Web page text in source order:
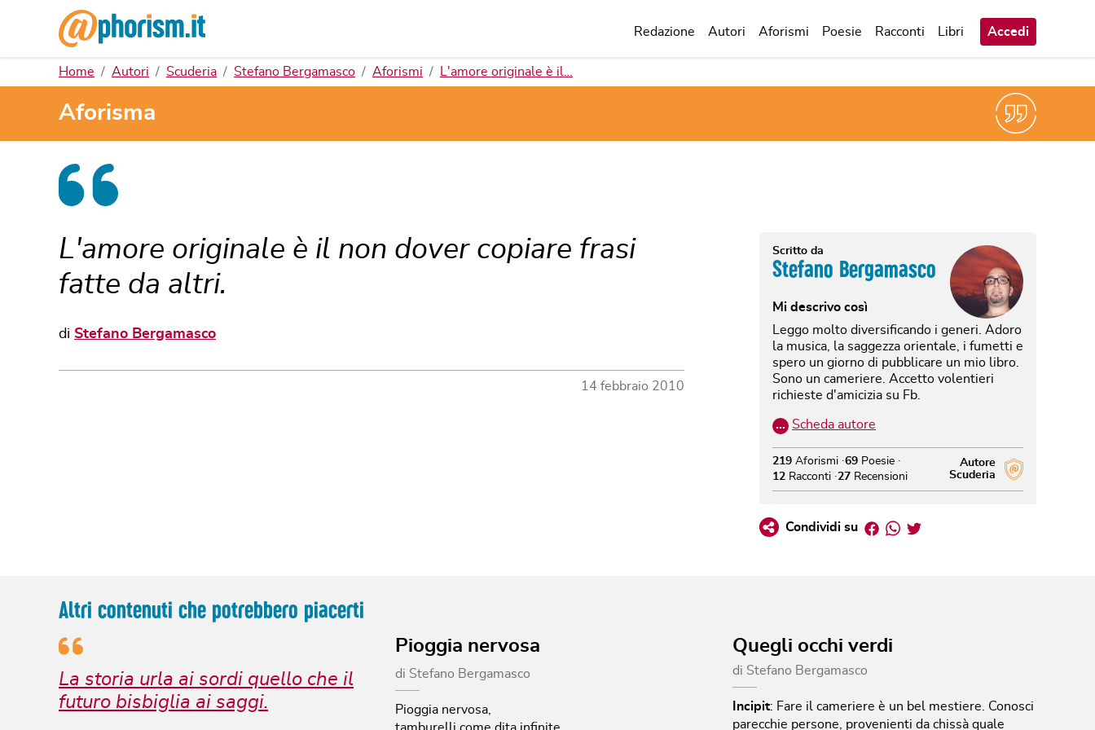
Redazione Autori Aforismi Poesie Racconti Libri Accedi
Home Autori Scuderia Stefano Bergamasco Aforismi L'amore originale è il…
Aforisma
L'amore originale è il non dover copiare frasi
fatte da altri.
di Stefano Bergamasco
14 febbraio 2010
Scritto da
Stefano Bergamasco
Mi descrivo così
Leggo molto diversificando i generi. Adoro
la musica, la saggezza orientale, i fumetti e
spero un giorno di pubblicare un mio libro.
Sono un cameriere. Accetto volentieri
richieste d'amicizia su Fb.
… Scheda autore
Autore
Scuderia
219 Aforismi 69 Poesie
12 Racconti 27 Recensioni
Condividi su Facebook
Whatsapp
Twitter
Altri contenuti che potrebbero piacerti
La storia urla ai sordi quello che il
futuro bisbiglia ai saggi.
Pioggia nervosa
di Stefano Bergamasco
Pioggia nervosa,
Quegli occhi verdi
di Stefano Bergamasco
Incipit: Fare il cameriere è un bel mestiere. Conosci
parecchie persone, provenienti da chissà quale